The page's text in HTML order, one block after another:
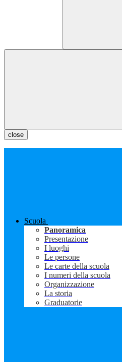
close
Scuola
Panoramica
Presentazione
I luoghi
Le persone
Le carte della scuola
I numeri della scuola
Organizzazione
La storia
Graduatorie